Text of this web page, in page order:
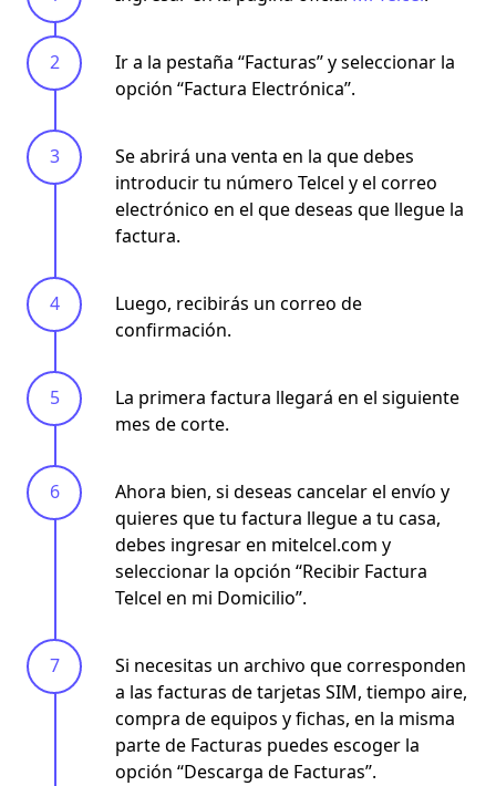
Ir a la pestaña ‘‘Facturas’’ y seleccionar la
opción ‘‘Factura Electrónica’’.
Se abrirá una venta en la que debes
introducir tu número Telcel y el correo
electrónico en el que deseas que llegue la
factura.
Luego, recibirás un correo de
confirmación.
La primera factura llegará en el siguiente
mes de corte.
Ahora bien, si deseas cancelar el envío y
quieres que tu factura llegue a tu casa,
debes ingresar en mitelcel.com y
seleccionar la opción ‘‘Recibir Factura
Telcel en mi Domicilio’’.
Si necesitas un archivo que corresponden
a las facturas de tarjetas SIM, tiempo aire,
compra de equipos y fichas, en la misma
parte de Facturas puedes escoger la
opción ‘‘Descarga de Facturas’’.